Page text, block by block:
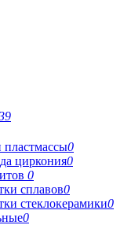
0
циркония0
0
сплавов0
стеклокерамики0
0